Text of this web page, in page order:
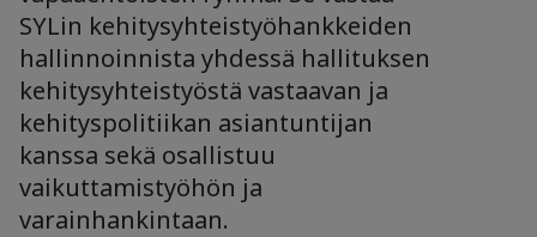
SYLin kehitysyhteistyöhankkeiden
hallinnoinnista yhdessä hallituksen
kehitysyhteistyöstä vastaavan ja
kehityspolitiikan asiantuntijan
kanssa sekä osallistuu
vaikuttamistyöhön ja
varainhankintaan.